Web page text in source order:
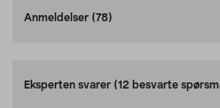
Anmeldelser (78)
Eksperten svarer (12 besvarte